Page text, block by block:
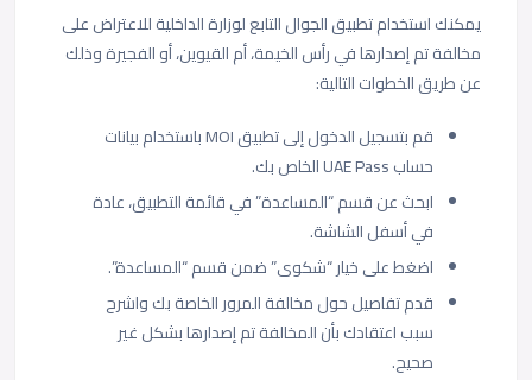
يمكنك استخدام تطبيق الجوال التابع لوزارة الداخلية للاعتراض على
مخالفة تم إصدارها في رأس الخيمة، أم القيوين، أو الفجيرة وذلك
عن طريق الخطوات التالية:
قم بتسجيل الدخول إلى تطبيق MOI باستخدام بيانات
حساب UAE Pass الخاص بك.
ابحث عن قسم “المساعدة” في قائمة التطبيق، عادة
في أسفل الشاشة.
اضغط على خيار “شكوى” ضمن قسم “المساعدة”.
قدم تفاصيل حول مخالفة المرور الخاصة بك واشرح
سبب اعتقادك بأن المخالفة تم إصدارها بشكل غير
صحيح.